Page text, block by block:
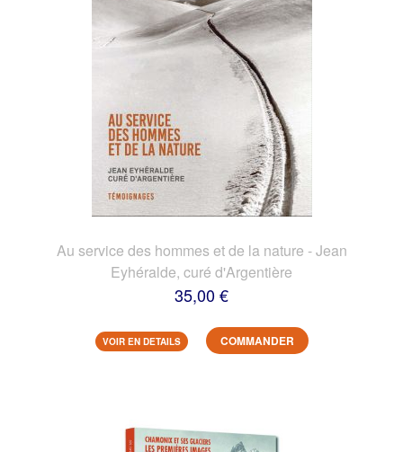
Au service des hommes et de la nature - Jean
Eyhéralde, curé d'Argentière
35,00 €
VOIR EN DETAILS COMMANDER